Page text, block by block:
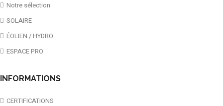
Notre sélection
SOLAIRE
ÉOLIEN / HYDRO
ESPACE PRO
INFORMATIONS
CERTIFICATIONS